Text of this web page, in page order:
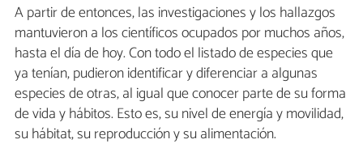
A partir de entonces, las investigaciones y los hallazgos
mantuvieron a los científicos ocupados por muchos años,
hasta el día de hoy. Con todo el listado de especies que
ya tenían, pudieron identificar y diferenciar a algunas
especies de otras, al igual que conocer parte de su forma
de vida y hábitos. Esto es, su nivel de energía y movilidad,
su hábitat, su reproducción y su alimentación.